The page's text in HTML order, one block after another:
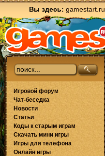
Вы здесь: gamestart.ru
Игровой форум
Чат-беседка
Новости
Статьи
Коды к старым играм
Скачать мини игры
Игры для телефона
Онлайн игры